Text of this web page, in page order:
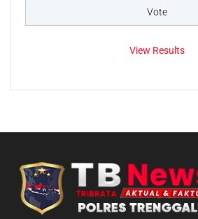
View Results